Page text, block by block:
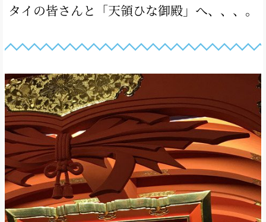
タイの皆さんと「天領ひな御殿」へ、、、。